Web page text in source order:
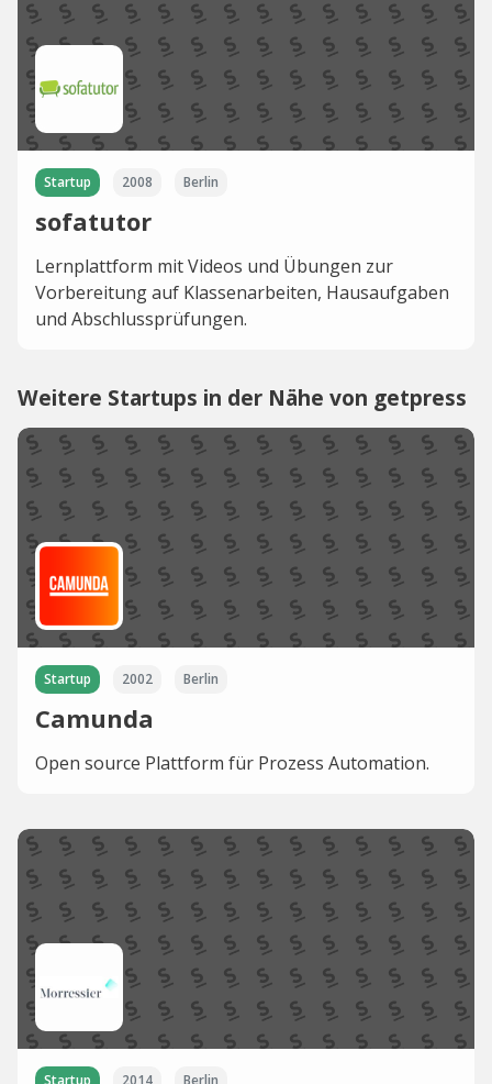
Startup 2008 Berlin
sofatutor
Lernplattform mit Videos und Übungen zur
Vorbereitung auf Klassenarbeiten, Hausaufgaben
und Abschlussprüfungen.
Weitere Startups in der Nähe von getpress
Startup 2002 Berlin
Camunda
Open source Plattform für Prozess Automation.
Startup 2014 Berlin